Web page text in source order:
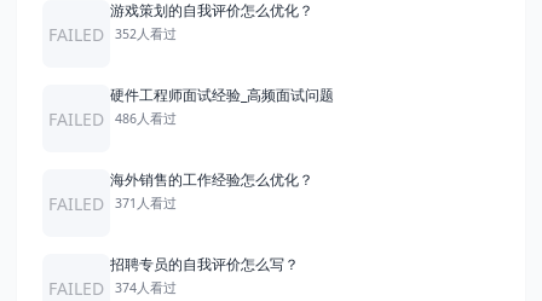
FAILED
游戏策划的自我评价怎么优化？
352人看过
FAILED
硬件工程师面试经验_高频面试问题
486人看过
FAILED
海外销售的工作经验怎么优化？
371人看过
FAILED
招聘专员的自我评价怎么写？
374人看过